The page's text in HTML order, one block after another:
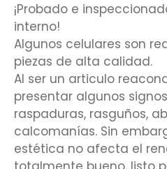
¡Probado e
interno!
Algunos celulares son
piezas de alta calidad.
Al ser un articulo
presentar algunos
raspaduras, rasguños,
calcomanías. Sin
estética no afecta el